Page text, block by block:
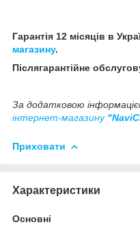
Гарантія 12 місяців в
магазину.
Післягарантійне
За додатковою
інтернет-магазину
Приховати
Характеристики
Основні